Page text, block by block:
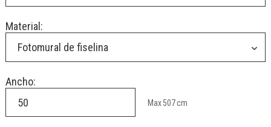
Material:
Fotomural de fiselina
Ancho:
Max507cm